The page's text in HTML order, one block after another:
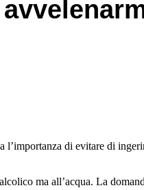
di evitare di
ma all’acqua. La